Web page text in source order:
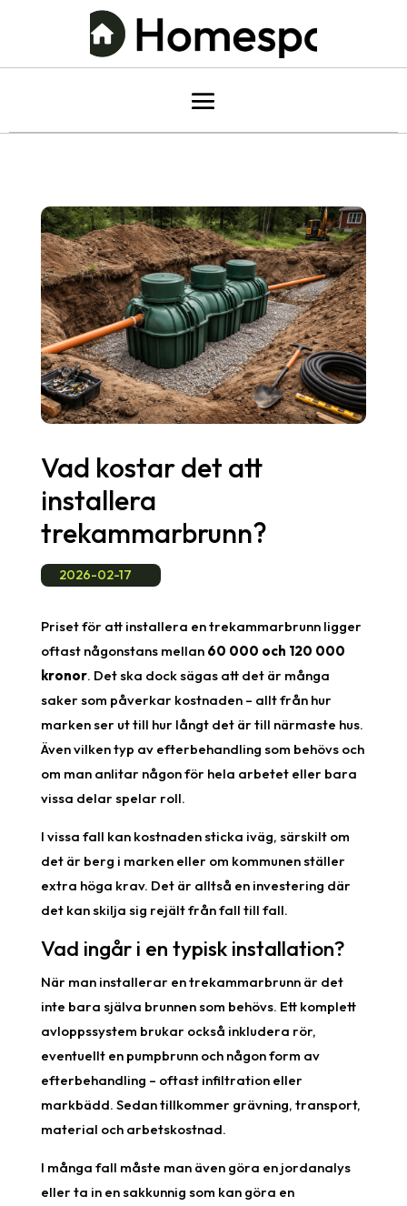
Vad kostar det att
installera
trekammarbrunn?
2026-02-17
Priset för att installera en trekammarbrunn ligger
oftast någonstans mellan 60 000 och 120 000
kronor. Det ska dock sägas att det är många
saker som påverkar kostnaden – allt från hur
marken ser ut till hur långt det är till närmaste hus.
Även vilken typ av efterbehandling som behövs och
om man anlitar någon för hela arbetet eller bara
vissa delar spelar roll.
I vissa fall kan kostnaden sticka iväg, särskilt om
det är berg i marken eller om kommunen ställer
extra höga krav. Det är alltså en investering där
det kan skilja sig rejält från fall till fall.
Vad ingår i en typisk installation?
När man installerar en trekammarbrunn är det
inte bara själva brunnen som behövs. Ett komplett
avloppssystem brukar också inkludera rör,
eventuellt en pumpbrunn och någon form av
efterbehandling – oftast infiltration eller
markbädd. Sedan tillkommer grävning, transport,
material och arbetskostnad.
I många fall måste man även göra en jordanalys
eller ta in en sakkunnig som kan göra en